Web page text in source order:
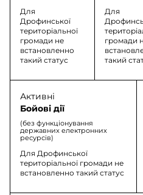
Для
Дрофинської
територіальної
громади не
встановленно
такий статус
Для
громади
такий
Активні
Бойові дії
(без функціонування
державних електронних
ресурсів)
Для Дрофинської
територіальної громади не
встановленно такий статус